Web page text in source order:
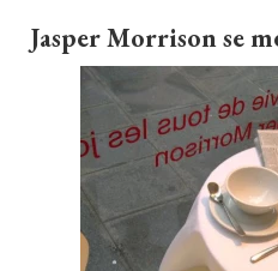
Jasper Morrison se